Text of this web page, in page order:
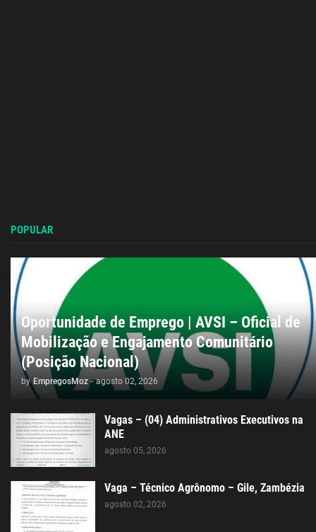
POPULAR
Oportunidade de Emprego | AVSI – Oficial de
Mobilização e Engajamento Comunitário
(Posição Nacional)
by EmpregosMoz - agosto 02, 2026
Vagas – (04) Administrativos Executivos na
ANE
agosto 05, 2026
Vaga – Técnico Agrônomo – Gile, Zambézia
agosto 02, 2026